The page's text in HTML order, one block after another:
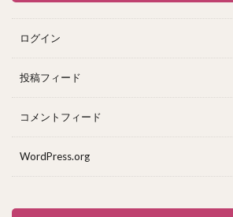
ログイン
投稿フィード
コメントフィード
WordPress.org